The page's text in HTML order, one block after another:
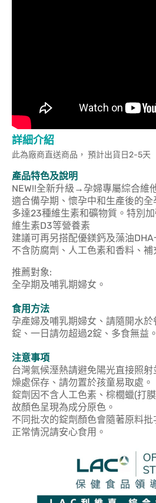
詳細介紹
此為廠商直送商品， 預計出貨日2-5天
產品特色及說明
NEW!!全新升級→孕婦專屬綜合維
適合備孕期、懷孕中和生產後的
多達23種維生素和礦物質。特別
維生素D3等營養素
建議可再另搭配優鎂鈣及藻油
不含防腐劑、人工色素和香料、
推薦對象:
全孕期及哺乳期婦女。
食用方法
孕產婦及哺乳期婦女、請隨開水
錠、一日請勿超過2錠、多食無益。
注意事項
台灣氣候溼熱請避免陽光直接照
燥處保存、請勿置於孩童易取處。
錠劑因不含人工色素、棕櫚蠟(打
故顏色呈現為成分原色。
不同批次的錠劑顏色會隨著原料
正常情況請安心食用。